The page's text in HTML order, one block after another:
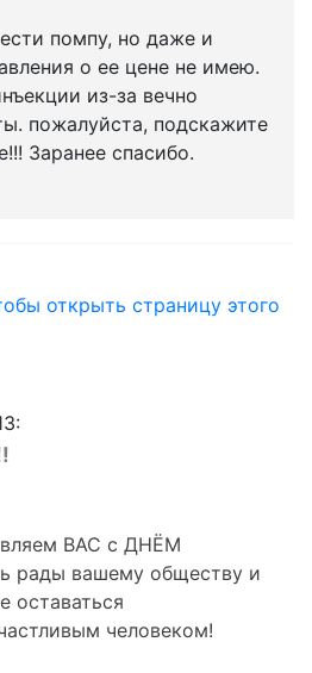
помпу, но даже и
о ее цене не имею.
из-за вечно
пожалуйста, подскажите
Заранее спасибо.
ВАС с ДНЁМ
вашему обществу и
оставаться
человеком!